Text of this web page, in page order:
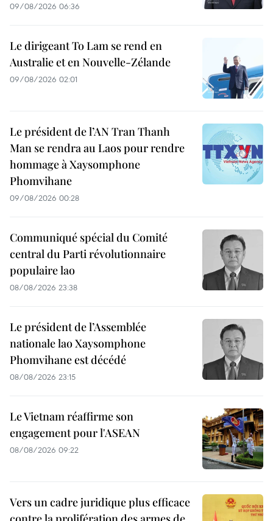
09/08/2026 06:36
Le dirigeant To Lam se rend en
Australie et en Nouvelle-Zélande
09/08/2026 02:01
Le président de l’AN Tran Thanh
Man se rendra au Laos pour rendre
hommage à Xaysomphone
Phomvihane
09/08/2026 00:28
Communiqué spécial du Comité
central du Parti révolutionnaire
populaire lao
08/08/2026 23:38
Le président de l’Assemblée
nationale lao Xaysomphone
Phomvihane est décédé
08/08/2026 23:15
Le Vietnam réaffirme son
engagement pour l'ASEAN
08/08/2026 09:22
Vers un cadre juridique plus efficace